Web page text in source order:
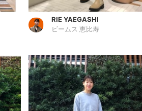
RIE YAEGASHI
ビームス 恵比寿